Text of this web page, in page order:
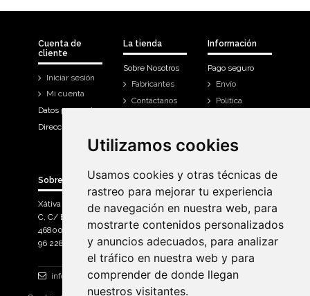
Utilizamos cookies
Usamos cookies y otras técnicas de
rastreo para mejorar tu experiencia
de navegación en nuestra web, para
mostrarte contenidos personalizados
y anuncios adecuados, para analizar
el tráfico en nuestra web y para
comprender de donde llegan
nuestros visitantes.
Utilizamos cookies
Usamos cookies y otras técnicas de
rastreo para mejorar tu experiencia
de navegación en nuestra web, para
mostrarte contenidos personalizados
y anuncios adecuados, para analizar
el tráfico en nuestra web y para
comprender de donde llegan
nuestros visitantes.
Cuenta de
cliente
Iniciar sesión
Mi cuenta
Datos personales
Direcciones
La tienda
Sobre Nosotros
Fabricantes
Contáctanos
Información
Pago seguro
Envío
Política
Historial de
Sobre Bicicletas Sanchis
Xàtiva Polígon Industrial
C, C/ Braçal del Roncador nave 10. >
46800, Xàtiva.
96 228 71 23
info@bicicletassanchis.com